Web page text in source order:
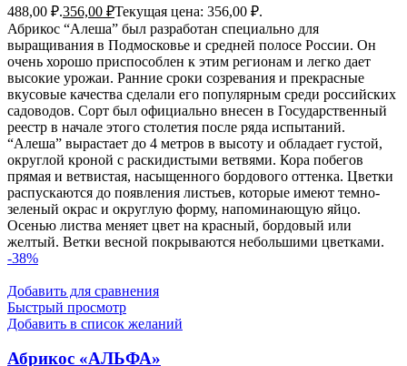
488,00 ₽.356,00 ₽Текущая цена: 356,00 ₽.
Абрикос “Алеша” был разработан специально для
выращивания в Подмосковье и средней полосе России. Он
очень хорошо приспособлен к этим регионам и легко дает
высокие урожаи. Ранние сроки созревания и прекрасные
вкусовые качества сделали его популярным среди российских
садоводов. Сорт был официально внесен в Государственный
реестр в начале этого столетия после ряда испытаний.
“Алеша” вырастает до 4 метров в высоту и обладает густой,
округлой кроной с раскидистыми ветвями. Кора побегов
прямая и ветвистая, насыщенного бордового оттенка. Цветки
распускаются до появления листьев, которые имеют темно-
зеленый окрас и округлую форму, напоминающую яйцо.
Осенью листва меняет цвет на красный, бордовый или
желтый. Ветки весной покрываются небольшими цветками.
-38%
Добавить для сравнения
Быстрый просмотр
Добавить в список желаний
Абрикос «АЛЬФА»